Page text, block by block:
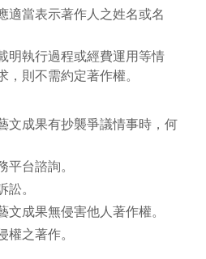
適當表示著作人之姓名或名
明執行過程或經費運用等情
，則不需約定著作權。
文成果有抄襲爭議情事時，何
台諮詢。
。
成果無侵害他人著作權。
之著作。